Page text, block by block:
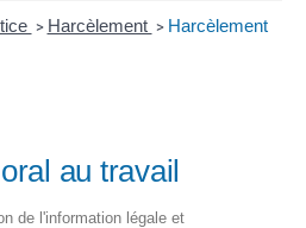
> Harcèlement > Harcèlement
au travail
de l'information légale et